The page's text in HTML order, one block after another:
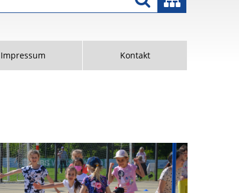
Impressum Kontakt